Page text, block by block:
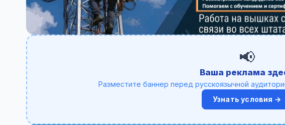
📢
Ваша реклама
Разместите баннер перед русскоязычной
Узнать условия →